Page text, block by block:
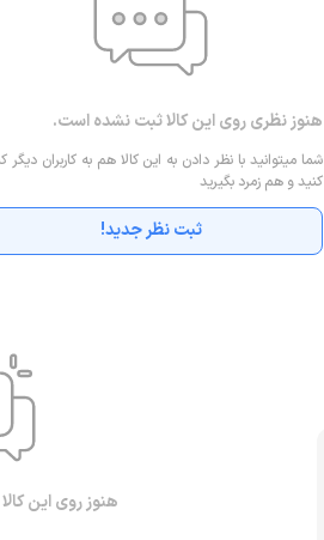
هنوز نظری روی این کالا ثبت نشده است.
شما میتوانید با نظر دادن به این کالا هم به کاربران
کنید و هم زمرد بگیرید
ثبت نظر جدید!
هنوز روی این